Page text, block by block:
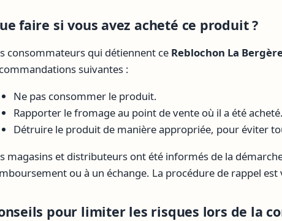
faire si vous avez acheté ce produit ?
consommateurs qui détiennent ce Reblochon La
suivantes :
Ne pas consommer le produit.
Rapporter le fromage au point de vente où il a été acheté.
Détruire le produit de manière appropriée, pour éviter
magasins et distributeurs ont été informés de la
ou à un échange. La procédure de rappel est
pour limiter les risques lors de la